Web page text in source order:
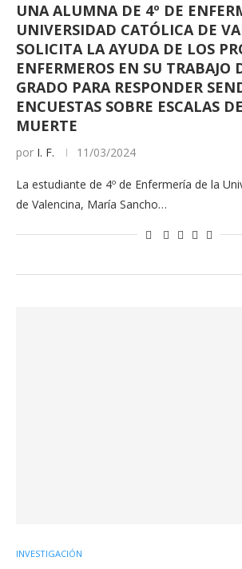
UNA ALUMNA DE 4º DE
UNIVERSIDAD CATÓLICA DE
SOLICITA LA AYUDA DE LOS
ENFERMEROS EN SU TRABAJO
GRADO PARA RESPONDER
ENCUESTAS SOBRE ESCALAS
MUERTE
por I. F. 11/03/2024
La estudiante de 4º de Enfermería de la
de Valencina, María Sancho…
INVESTIGACIÓN